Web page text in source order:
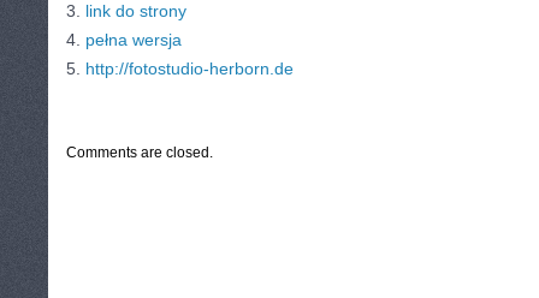
3. link do strony
4. pełna wersja
5. http://fotostudio-herborn.de
Comments are closed.